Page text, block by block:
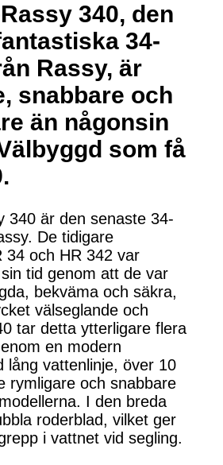
340, den
34-
Rassy, är
snabbare och
än någonsin
som få
340 är den senaste 34-
De tidigare
34 och HR 342 var
tid genom att de var
bekväma och säkra,
välseglande och
tar detta ytterligare flera
en modern
lång vattenlinje, över 10
rymligare och snabbare
I den breda
roderblad, vilket ger
i vattnet vid segling.